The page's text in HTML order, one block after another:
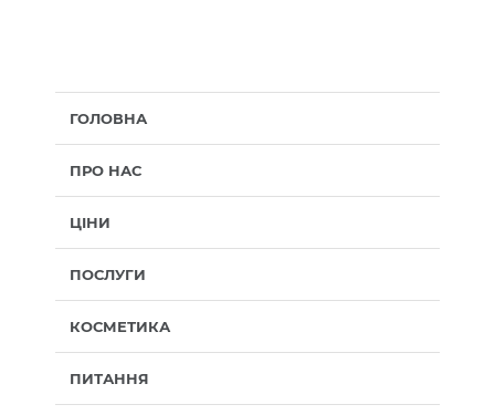
ГОЛОВНА
ПРО НАС
ЦІНИ
ПОСЛУГИ
КОСМЕТИКА
ПИТАННЯ